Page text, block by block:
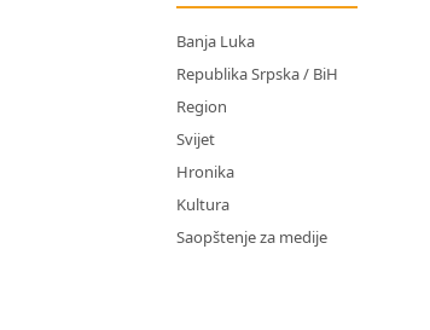
Banja Luka
Republika Srpska / BiH
Region
Svijet
Hronika
Kultura
Saopštenje za medije